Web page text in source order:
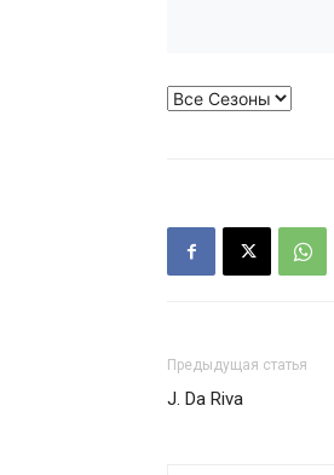
Предыдущая статья
J. Da Riva